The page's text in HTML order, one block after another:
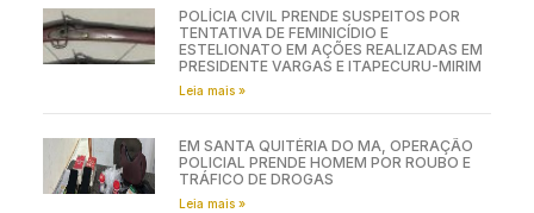
POLÍCIA CIVIL PRENDE SUSPEITOS POR
TENTATIVA DE FEMINICÍDIO E
ESTELIONATO EM AÇÕES REALIZADAS EM
PRESIDENTE VARGAS E ITAPECURU-MIRIM
Leia mais »
EM SANTA QUITÉRIA DO MA, OPERAÇÃO
POLICIAL PRENDE HOMEM POR ROUBO E
TRÁFICO DE DROGAS
Leia mais »